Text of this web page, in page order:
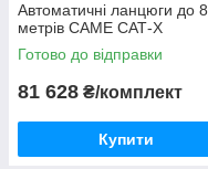
Автоматичні ланцюги до 8
метрів CAME САТ-X
Готово до відправки
81 628 ₴/комплект
Купити